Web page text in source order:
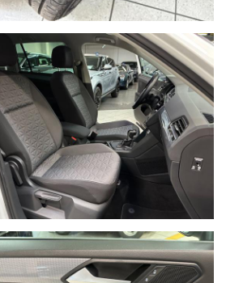
sull'auto. I dati pubblicati possono